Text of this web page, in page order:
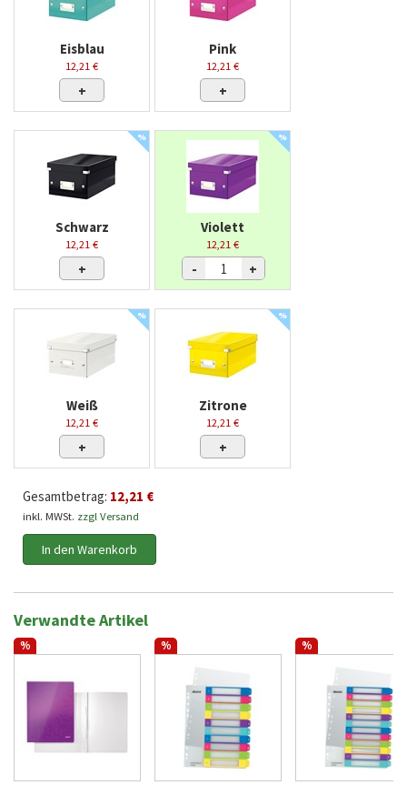
Eisblau
12,21 €
+
Pink
12,21 €
+
%
Schwarz
12,21 €
+
%
Violett
12,21 €
- +
%
Weiß
12,21 €
+
%
Zitrone
12,21 €
+
Gesamtbetrag: 12,21 €
inkl. MWSt. zzgl Versand
In den Warenkorb
Verwandte Artikel
% % %